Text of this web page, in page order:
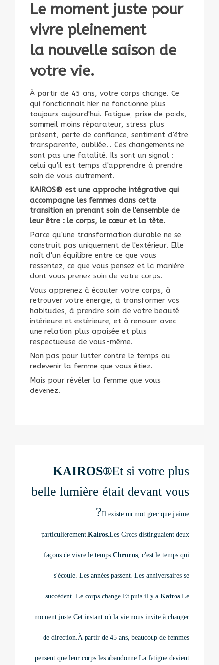
Le moment juste pour
vivre pleinement
la nouvelle saison de
votre vie.
À partir de 45 ans, votre corps change. Ce
qui fonctionnait hier ne fonctionne plus
toujours aujourd'hui. Fatigue, prise de poids,
sommeil moins réparateur, stress plus
présent, perte de confiance, sentiment d'être
transparente, oubliée… Ces changements ne
sont pas une fatalité. Ils sont un signal :
celui qu'il est temps d'apprendre à prendre
soin de vous autrement.
KAIROS® est une approche intégrative qui
accompagne les femmes dans cette
transition en prenant soin de l'ensemble de
leur être : le corps, le cœur et la tête.
Parce qu'une transformation durable ne se
construit pas uniquement de l'extérieur. Elle
naît d'un équilibre entre ce que vous
ressentez, ce que vous pensez et la manière
dont vous prenez soin de votre corps.
Vous apprenez à écouter votre corps, à
retrouver votre énergie, à transformer vos
habitudes, à prendre soin de votre beauté
intérieure et extérieure, et à renouer avec
une relation plus apaisée et plus
respectueuse de vous-même.
Non pas pour lutter contre le temps ou
redevenir la femme que vous étiez.
Mais pour révéler la femme que vous
devenez.
KAIROS®Et si votre plus
belle lumière était devant vous
?Il existe un mot grec que j'aime
particulièrement.Kairos.Les Grecs distinguaient deux
façons de vivre le temps.Chronos, c'est le temps qui
s'écoule. Les années passent. Les anniversaires se
succèdent. Le corps change.Et puis il y a Kairos.Le
moment juste.Cet instant où la vie nous invite à changer
de direction.À partir de 45 ans, beaucoup de femmes
pensent que leur corps les abandonne.La fatigue devient